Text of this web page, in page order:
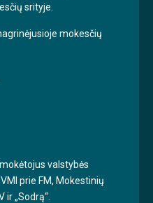
srityje.
mokesčių
valstybės
prie FM, Mokestinių
ir „Sodrą“.